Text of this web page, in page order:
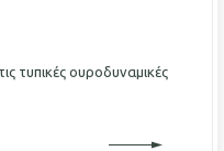
τυπικές ουροδυναμικές